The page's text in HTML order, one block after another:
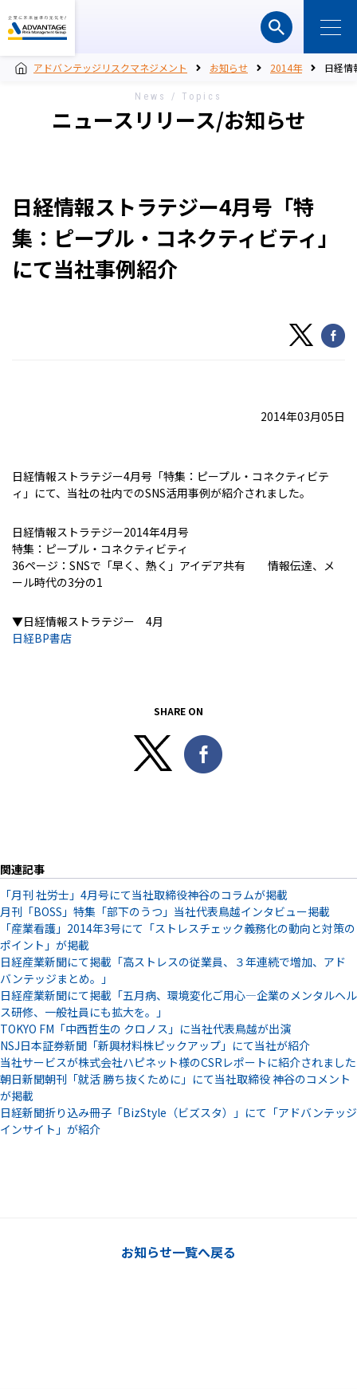
アドバンテッジリスクマネジメント お知らせ 2014年 日経情
News / Topics
ニュースリリース/お知らせ
日経情報ストラテジー4月号「特
集：ピープル・コネクティビティ」
にて当社事例紹介
2014年03月05日
日経情報ストラテジー4月号「特集：ピープル・コネクティビテ
ィ」にて、当社の社内でのSNS活用事例が紹介されました。
日経情報ストラテジー2014年4月号
特集：ピープル・コネクティビティ
36ページ：SNSで「早く、熱く」アイデア共有 情報伝達、メ
ール時代の3分の1
▼日経情報ストラテジー 4月
日経BP書店
SHARE ON
関連記事
「月刊 社労士」4月号にて当社取締役神谷のコラムが掲載
月刊「BOSS」特集「部下のうつ」当社代表鳥越インタビュー掲載
「産業看護」2014年3号にて「ストレスチェック義務化の動向と対策の
ポイント」が掲載
日経産業新聞にて掲載「高ストレスの従業員、３年連続で増加、アド
バンテッジまとめ。」
日経産業新聞にて掲載「五月病、環境変化ご用心―企業のメンタルヘル
ス研修、一般社員にも拡大を。」
TOKYO FM「中西哲生の クロノス」に当社代表鳥越が出演
NSJ日本証券新聞「新興材料株ピックアップ」にて当社が紹介
当社サービスが株式会社ハピネット様のCSRレポートに紹介されました
朝日新聞朝刊「就活 勝ち抜くために」にて当社取締役 神谷のコメント
が掲載
日経新聞折り込み冊子「BizStyle（ビズスタ）」にて「アドバンテッジ
インサイト」が紹介
お知らせ一覧へ戻る